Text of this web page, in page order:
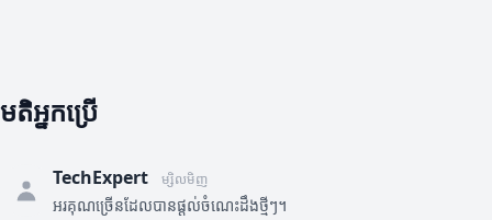
មតិអ្នកប្រើ
TechExpert ម្សិលមិញ
អរគុណច្រើនដែលបានផ្តល់ចំណេះដឹងថ្មីៗ។